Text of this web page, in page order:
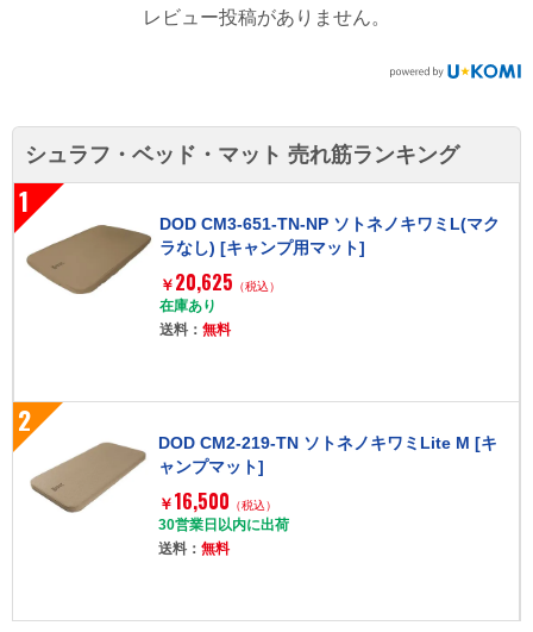
レビュー投稿がありません。
シュラフ・ベッド・マット 売れ筋ランキング
1
DOD CM3-651-TN-NP ソトネノキワミL(マク
ラなし) [キャンプ用マット]
￥ 20,625 （税込）
在庫あり
送料：無料
2
DOD CM2-219-TN ソトネノキワミLite M [キ
ャンプマット]
￥ 16,500 （税込）
30営業日以内に出荷
送料：無料